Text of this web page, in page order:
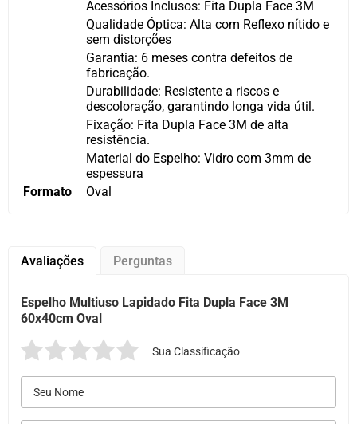
Acessórios Inclusos: Fita Dupla Face 3M
Qualidade Óptica: Alta com Reflexo nítido e
sem distorções
Garantia: 6 meses contra defeitos de
fabricação.
Durabilidade: Resistente a riscos e
descoloração, garantindo longa vida útil.
Fixação: Fita Dupla Face 3M de alta
resistência.
Material do Espelho: Vidro com 3mm de
espessura
Formato
Oval
Avaliações Perguntas
Espelho Multiuso Lapidado Fita Dupla Face 3M
60x40cm Oval
Sua Classificação